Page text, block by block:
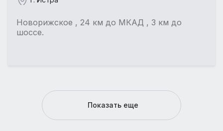
Новорижское , 24 км до МКАД , 3 км до
шоссе.
Показать еще